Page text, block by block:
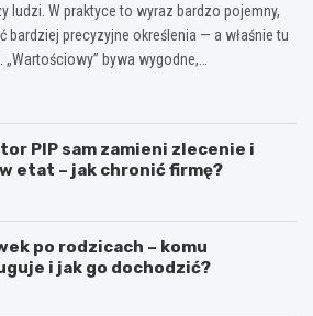
ludzi. W praktyce to wyraz bardzo pojemny,
bardziej precyzyjne określenia — a właśnie tu
bywa wygodne,…
PIP sam zamieni zlecenie i
etat – jak chronić firmę?
po rodzicach – komu
i jak go dochodzić?